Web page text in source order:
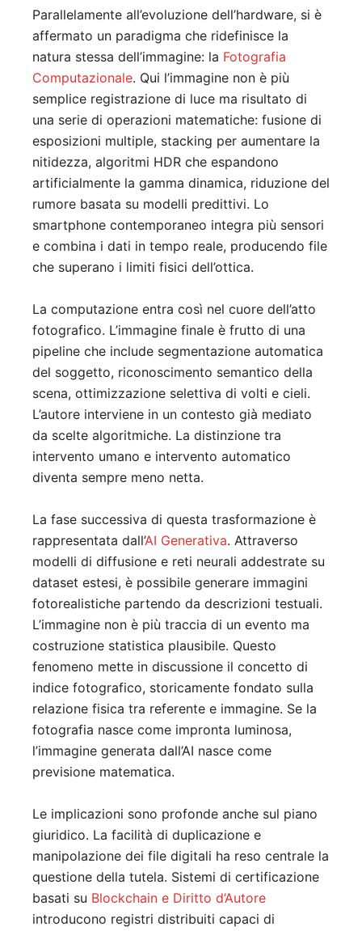
Parallelamente all’evoluzione dell’hardware, si è
affermato un paradigma che ridefinisce la
natura stessa dell’immagine: la Fotografia
Computazionale. Qui l’immagine non è più
semplice registrazione di luce ma risultato di
una serie di operazioni matematiche: fusione di
esposizioni multiple, stacking per aumentare la
nitidezza, algoritmi HDR che espandono
artificialmente la gamma dinamica, riduzione del
rumore basata su modelli predittivi. Lo
smartphone contemporaneo integra più sensori
e combina i dati in tempo reale, producendo file
che superano i limiti fisici dell’ottica.
La computazione entra così nel cuore dell’atto
fotografico. L’immagine finale è frutto di una
pipeline che include segmentazione automatica
del soggetto, riconoscimento semantico della
scena, ottimizzazione selettiva di volti e cieli.
L’autore interviene in un contesto già mediato
da scelte algoritmiche. La distinzione tra
intervento umano e intervento automatico
diventa sempre meno netta.
La fase successiva di questa trasformazione è
rappresentata dall’AI Generativa. Attraverso
modelli di diffusione e reti neurali addestrate su
dataset estesi, è possibile generare immagini
fotorealistiche partendo da descrizioni testuali.
L’immagine non è più traccia di un evento ma
costruzione statistica plausibile. Questo
fenomeno mette in discussione il concetto di
indice fotografico, storicamente fondato sulla
relazione fisica tra referente e immagine. Se la
fotografia nasce come impronta luminosa,
l’immagine generata dall’AI nasce come
previsione matematica.
Le implicazioni sono profonde anche sul piano
giuridico. La facilità di duplicazione e
manipolazione dei file digitali ha reso centrale la
questione della tutela. Sistemi di certificazione
basati su Blockchain e Diritto d’Autore
introducono registri distribuiti capaci di